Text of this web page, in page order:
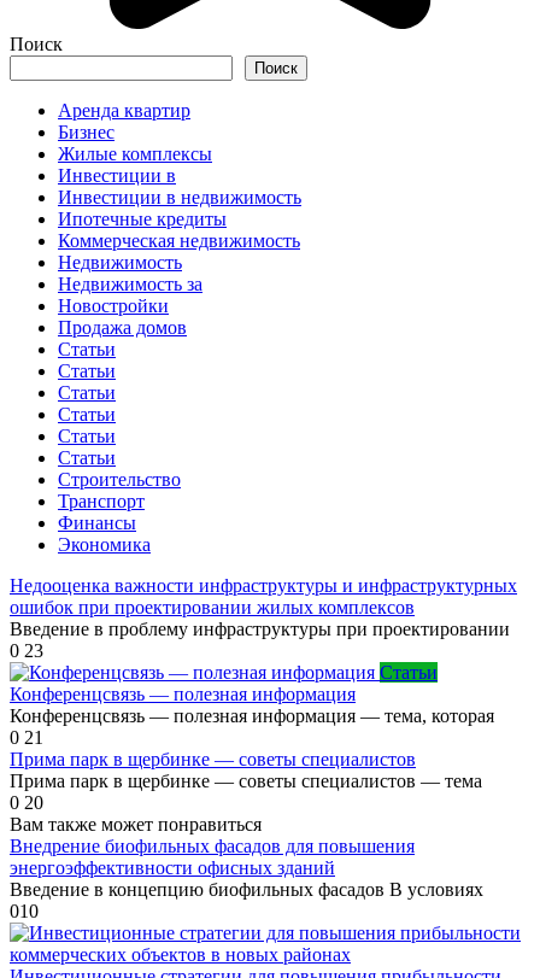
Поиск
Поиск
Аренда квартир
Бизнес
Жилые комплексы
Инвестиции в
Инвестиции в недвижимость
Ипотечные кредиты
Коммерческая недвижимость
Недвижимость
Недвижимость за
Новостройки
Продажа домов
Статьи
Статьи
Статьи
Статьи
Статьи
Статьи
Строительство
Транспорт
Финансы
Экономика
Недооценка важности инфраструктуры и инфраструктурных
ошибок при проектировании жилых комплексов
Введение в проблему инфраструктуры при проектировании
0 23
Статьи
Конференцсвязь — полезная информация
Конференцсвязь — полезная информация — тема, которая
0 21
Прима парк в щербинке — советы специалистов
Прима парк в щербинке — советы специалистов — тема
0 20
Вам также может понравиться
Внедрение биофильных фасадов для повышения
энергоэффективности офисных зданий
Введение в концепцию биофильных фасадов В условиях
010